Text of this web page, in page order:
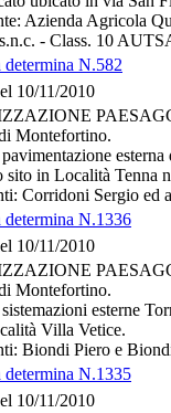
Azienda Agricola
- Class. 10
determina N.582
10/11/2010
Montefortino.
esterna
sito in Località Tenna
Corridoni Sergio ed
determina N.1336
10/11/2010
Montefortino.
esterne
Villa Vetice.
Biondi Piero e
determina N.1335
10/11/2010